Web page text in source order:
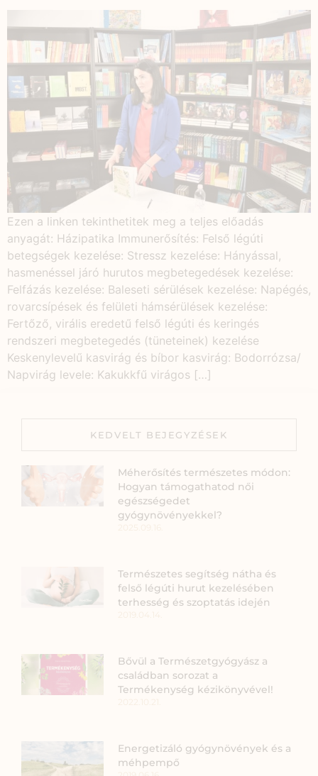
Ezen a linken tekinthetitek meg a teljes előadás
anyagát: Házipatika Immunerősítés: Felső légúti
betegségek kezelése: Stressz kezelése: Hányással,
hasmenéssel járó hurutos megbetegedések kezelése:
Felfázás kezelése: Baleseti sérülések kezelése: Napégés,
rovarcsípések és felületi hámsérülések kezelése:
Fertőző, virális eredetű felső légúti és keringés
rendszeri megbetegedés (tüneteinek) kezelése
Keskenylevelű kasvirág és bíbor kasvirág: Bodorrózsa/
Napvirág levele: Kakukkfű virágos […]
KEDVELT BEJEGYZÉSEK
Méherősítés természetes módon:
Hogyan támogathatod női
egészségedet
gyógynövényekkel?
Természetes segítség nátha és
felső légúti hurut kezelésében
terhesség és szoptatás idején
Bővül a Természetgyógyász a
családban sorozat a
Termékenység kézikönyvével!
Energetizáló gyógynövények és a
méhpempő